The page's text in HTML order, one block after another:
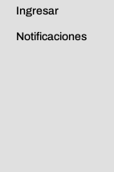
Ingresar
Notificaciones